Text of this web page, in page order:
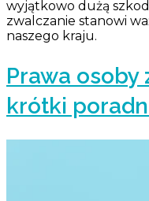
wyjątkowo dużą
zwalczanie stanowi
naszego kraju.
Prawa osoby
krótki